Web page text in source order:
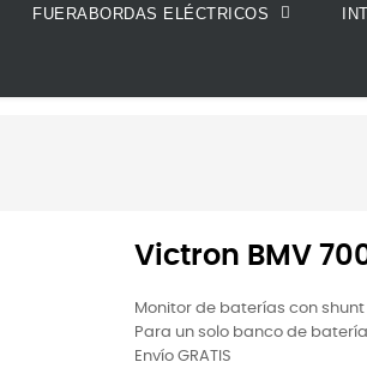
FUERABORDAS ELÉCTRICOS
Victron BMV
Monitor de baterías con shunt
Para un solo banco de
Envío GRATIS